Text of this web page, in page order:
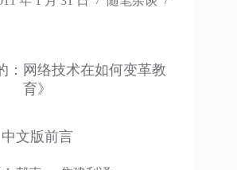
：网络技术在如何变革教
育》
中文版前言